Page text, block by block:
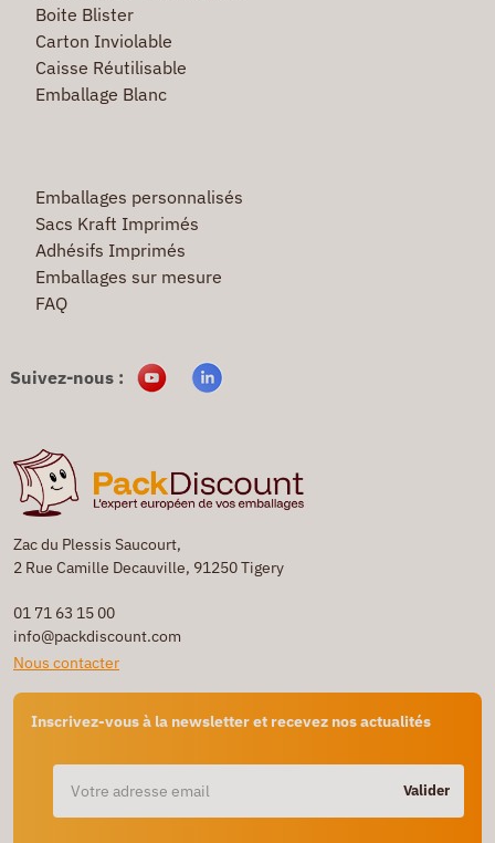
Zac du Plessis Saucourt,
2 Rue Camille Decauville, 91250 Tigery
01 71 63 15 00
info@packdiscount.com
Nous contacter
Inscrivez-vous à la newsletter et recevez nos actualités
Valider
Boite Blister
Carton Inviolable
Caisse Réutilisable
Emballage Blanc
Emballages personnalisés
Sacs Kraft Imprimés
Adhésifs Imprimés
Emballages sur mesure
FAQ
Suivez-nous :